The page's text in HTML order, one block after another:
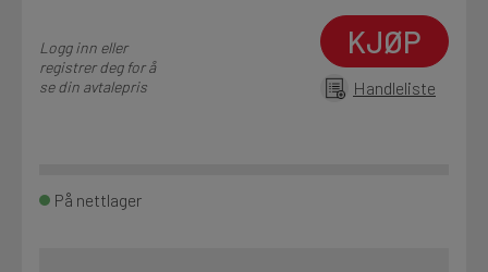
Kvalitetsprodukter til ekstra gode priser
Logg inn eller
registrer deg for å
se din avtalepris
KJØP
Handleliste
På nettlager